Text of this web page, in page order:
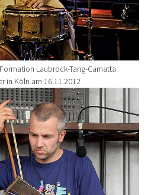
Laubrock-Tang-Camatta
in Köln am 16.11.2012